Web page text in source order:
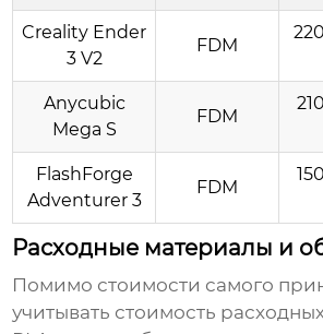
Creality Ender
3 V2
FDM
Anycubic
Mega S
FDM
FlashForge
Adventurer 3
FDM
Расходные материалы и
Помимо стоимости самого
учитывать стоимость